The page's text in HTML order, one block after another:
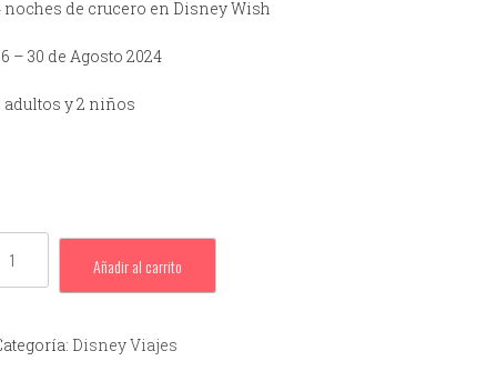
noches de crucero en Disney Wish
– 30 de Agosto 2024
adultos y 2 niños
Añadir al carrito
Disney Viajes